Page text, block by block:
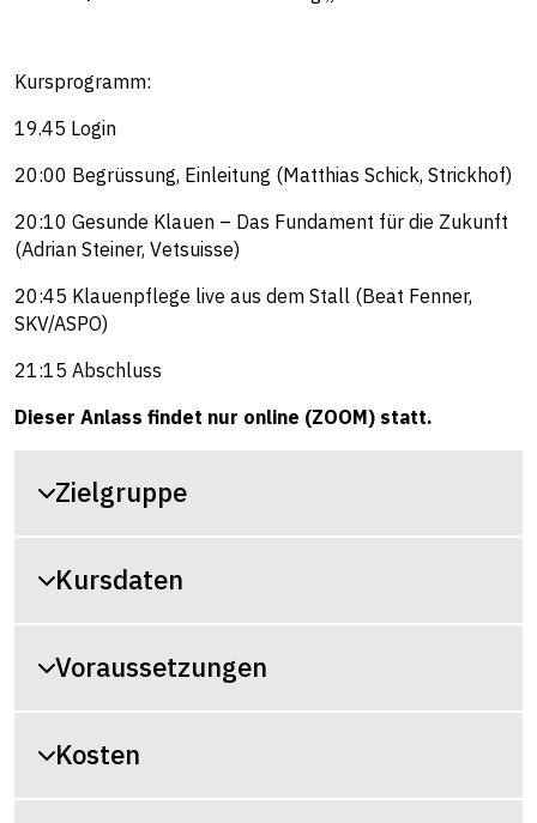
Kursprogramm:
19.45 Login
20:00 Begrüssung, Einleitung (Matthias Schick, Strickhof)
20:10 Gesunde Klauen – Das Fundament für die Zukunft
(Adrian Steiner, Vetsuisse)
20:45 Klauenpflege live aus dem Stall (Beat Fenner,
SKV/ASPO)
21:15 Abschluss
Dieser Anlass findet nur online (ZOOM) statt.
Zielgruppe
Kursdaten
Voraussetzungen
Kosten